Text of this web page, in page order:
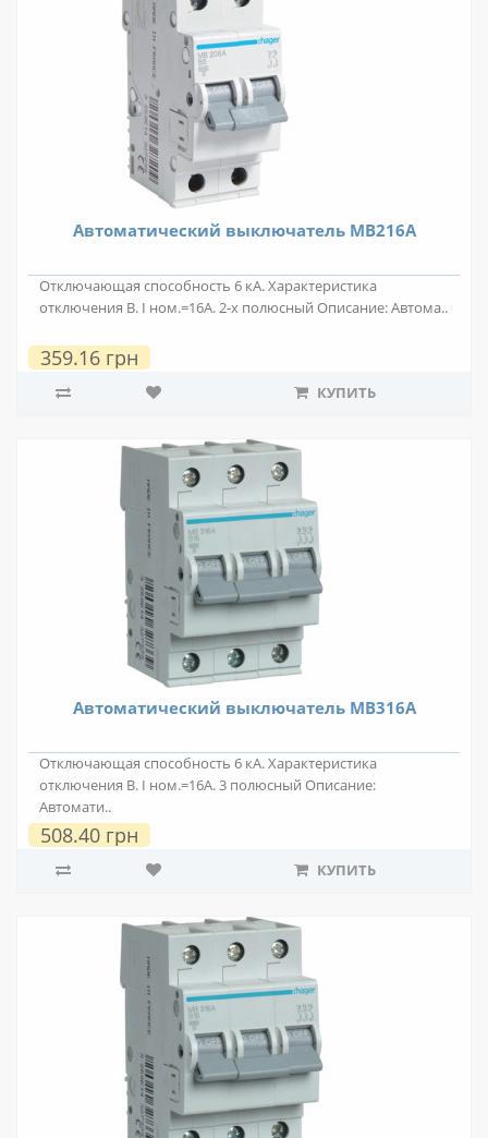
Автоматический выключатель MB216A
Отключающая способность 6 кА. Характеристика
отключения B. I ном.=16А. 2-х полюсный Описание: Автома..
359.16 грн
КУПИТЬ
Автоматический выключатель MB316A
Отключающая способность 6 кА. Характеристика
отключения В. I ном.=16А. 3 полюсный Описание:
Автомати..
508.40 грн
КУПИТЬ